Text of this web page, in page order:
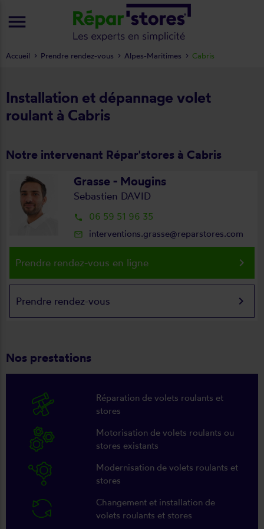
Installation et dépannage volet
roulant à Cabris
Notre intervenant Répar'stores à Cabris
Grasse - Mougins
Sebastien DAVID
local_phone 06 59 51 96 35
mail_outline interventions.grasse@reparstores.com
Prendre rendez-vous en ligne keyboard_arrow_right
Prendre rendez-vous keyboard_arrow_right
Nos prestations
Réparation de volets roulants et
stores
Motorisation de volets roulants ou
stores existants
Modernisation de volets roulants et
stores
Changement et installation de
volets roulants et stores
Accueil Prendre rendez-vous Alpes-Maritimes Cabris
menu